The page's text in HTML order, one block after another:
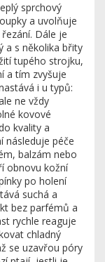
sprchový
a uvolňuje
Dále je
a s několika břity
tupého strojku,
a tím zvyšuje
i u typů:
ne vždy
kovové
kvality a
následuje péče
balzám nebo
obnovu kožní
po holení
suchá a
bez parfémů a
rychle reaguje
chladný
se uzavřou póry